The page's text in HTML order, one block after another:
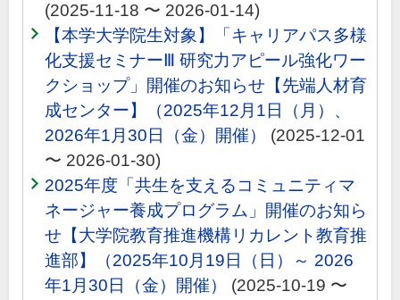
(2025-11-18 〜 2026-01-14)
【本学大学院生対象】「キャリアパス多様
化支援セミナーⅢ 研究力アピール強化ワー
クショップ」開催のお知らせ【先端人材育
成センター】（2025年12月1日（月）、
2026年1月30日（金）開催）
(2025-12-01
〜 2026-01-30)
2025年度「共生を支えるコミュニティマ
ネージャー養成プログラム」開催のお知ら
せ【大学院教育推進機構リカレント教育推
進部】（2025年10月19日（日）～ 2026
年1月30日（金）開催）
(2025-10-19 〜